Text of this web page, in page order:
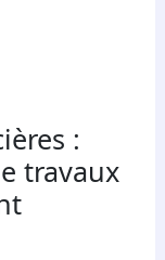
:
travaux